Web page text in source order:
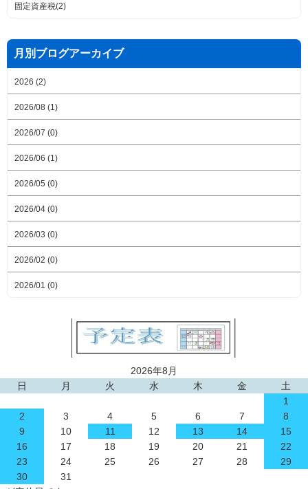
固定資産税(2)
月別ブログアーカイブ
2026 (2)
2026/08 (1)
2026/07 (0)
2026/06 (1)
2026/05 (0)
2026/04 (0)
2026/03 (0)
2026/02 (0)
2026/01 (0)
2026年8月
日
月 火 水 木 金
土
1
2
3 4 5 6 7
8
9
10 11 12 13 14
15
16
17 18 19 20 21
22
23
24 25 26 27 28
29
30
31